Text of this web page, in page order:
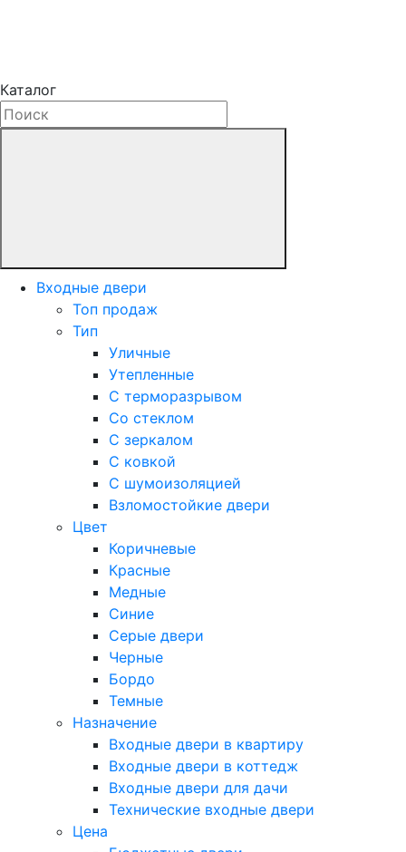
Каталог
Входные двери
Топ продаж
Тип
Уличные
Утепленные
С терморазрывом
Со стеклом
С зеркалом
С ковкой
С шумоизоляцией
Взломостойкие двери
Цвет
Коричневые
Красные
Медные
Синие
Серые двери
Черные
Бордо
Темные
Назначение
Входные двери в квартиру
Входные двери в коттедж
Входные двери для дачи
Технические входные двери
Цена